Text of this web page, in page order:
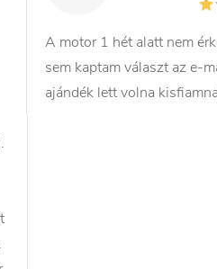
A motor 1 hét alatt nem
sem kaptam választ az e-
ajándék lett volna